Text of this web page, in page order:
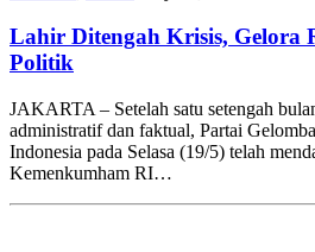
Lahir Ditengah Krisis, Gelora
Politik
JAKARTA – Setelah satu setengah
administratif dan faktual, Partai
Indonesia pada Selasa (19/5) telah
Kemenkumham RI…